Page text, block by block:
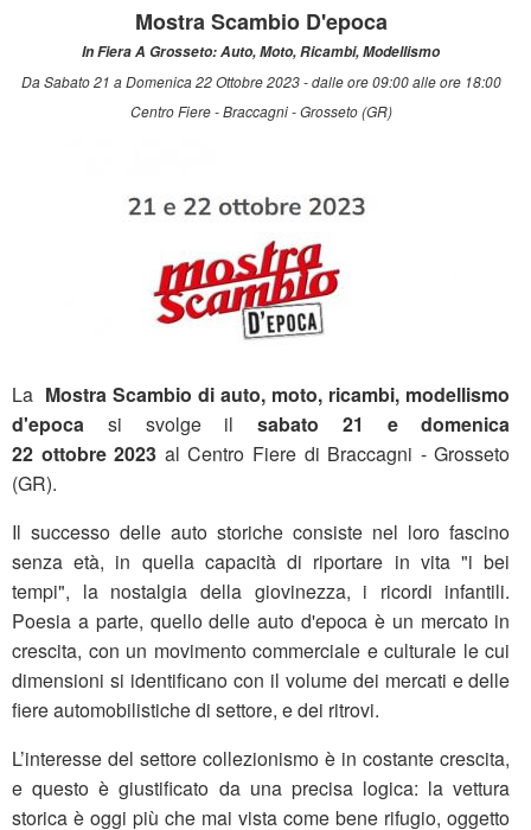
Mostra Scambio D'epoca
In Fiera A Grosseto: Auto, Moto, Ricambi, Modellismo
Da Sabato 21 a Domenica 22 Ottobre 2023 - dalle ore 09:00 alle ore 18:00
Centro Fiere - Braccagni - Grosseto (GR)
La Mostra Scambio di auto, moto, ricambi, modellismo
d'epoca si svolge il sabato 21 e domenica
22 ottobre 2023 al Centro Fiere di Braccagni - Grosseto
(GR).
Il successo delle auto storiche consiste nel loro fascino
senza età, in quella capacità di riportare in vita "i bei
tempi", la nostalgia della giovinezza, i ricordi infantili.
Poesia a parte, quello delle auto d'epoca è un mercato in
crescita, con un movimento commerciale e culturale le cui
dimensioni si identificano con il volume dei mercati e delle
fiere automobilistiche di settore, e dei ritrovi.
L’interesse del settore collezionismo è in costante crescita,
e questo è giustificato da una precisa logica: la vettura
storica è oggi più che mai vista come bene rifugio, oggetto